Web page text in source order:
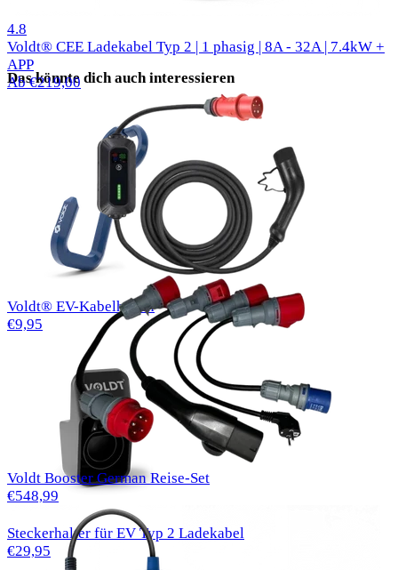
Das könnte dich auch interessieren
Voldt® EV-Kabelhaken
€9,95
Steckerhalter für EV Typ 2 Ladekabel
€29,95
4.8
Voldt® CEE Ladekabel Typ 2 | 1 phasig | 8A - 32A | 7.4kW +
APP
Ab €219,00
Voldt Booster German Reise-Set
€548,99